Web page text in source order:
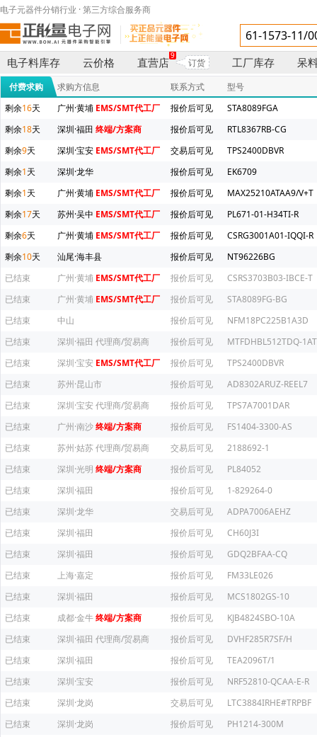
电子元器件分销行业 · 第三方综合服务商
电子料库存 云价格 直营店
9
订货 工厂库存 呆
付费求购 求购方信息 联系方式
型号
剩余16天 广州·黄埔 EMS/SMT代工厂 报价后可见
STA8089FGA
剩余18天 深圳·福田 终端/方案商 报价后可见
RTL8367RB-CG
剩余9天 深圳·宝安 EMS/SMT代工厂 交易后可见
TPS2400DBVR
剩余1天 深圳·龙华 报价后可见
EK6709
剩余1天 广州·黄埔 EMS/SMT代工厂 报价后可见
MAX25210ATAA9/V+T
剩余17天 苏州·吴中 EMS/SMT代工厂 报价后可见
PL671-01-H34TI-R
剩余6天 广州·黄埔 EMS/SMT代工厂 报价后可见
CSRG3001A01-IQQI-R
剩余10天 汕尾·海丰县 报价后可见
NT96226BG
已结束
广州·黄埔 EMS/SMT代工厂 报价后可见
CSRS3703B03-IBCE-T
已结束
广州·黄埔 EMS/SMT代工厂 报价后可见
STA8089FG-BG
已结束
中山 报价后可见
NFM18PC225B1A3D
已结束
深圳·福田 代理商/贸易商 报价后可见
MTFDHBL512TDQ-
已结束
深圳·宝安 EMS/SMT代工厂 报价后可见
TPS2400DBVR
已结束
苏州·昆山市 报价后可见
AD8302ARUZ-REEL7
已结束
深圳·宝安 代理商/贸易商 报价后可见
TPS7A7001DAR
已结束
广州·南沙终端/方案商 报价后可见
FS1404-3300-AS
已结束
苏州·姑苏代理商/贸易商 交易后可见
2188692-1
已结束
深圳·光明 终端/方案商 报价后可见
PL84052
已结束
深圳·福田 报价后可见
1-829264-0
已结束
深圳·龙华 交易后可见
ADPA7006AEHZ
已结束
深圳·福田 报价后可见
CH60J3I
已结束
深圳·福田 报价后可见
GDQ2BFAA-CQ
已结束
上海·嘉定 报价后可见
FM33LE026
已结束
深圳·福田 报价后可见
MCS1802GS-10
已结束
成都·金牛终端/方案商 报价后可见
KJB4824SBO-10A
已结束
深圳·福田 代理商/贸易商 报价后可见
DVHF285R7SF/H
已结束
深圳·福田 报价后可见
TEA2096T/1
已结束
深圳·宝安 报价后可见
NRF52810-QCAA-E-R
已结束
深圳·龙岗 交易后可见
LTC3884IRHE#TRPBF
已结束
深圳·龙岗 报价后可见
PH1214-300M